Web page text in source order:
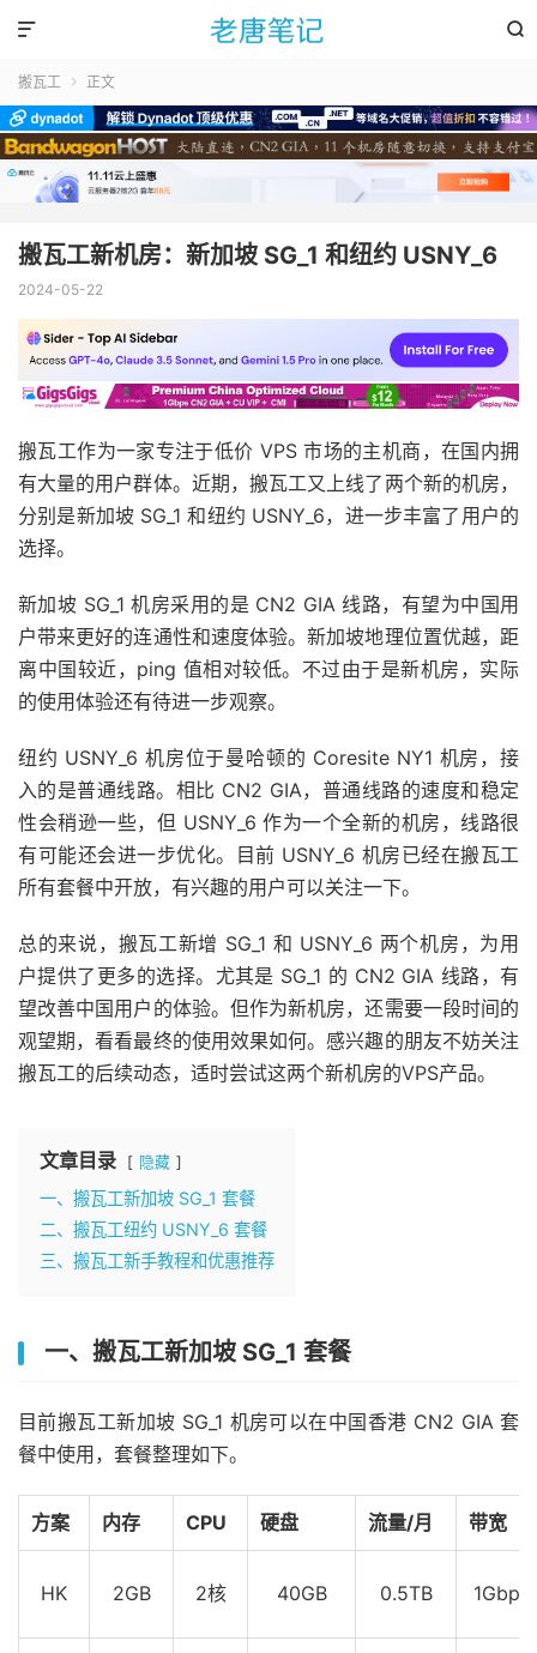


搬瓦工  正文
搬瓦工新机房：新加坡 SG_1 和纽约 USNY_6
2024-05-22
搬瓦工作为一家专注于低价 VPS 市场的主机商，在国内拥
有大量的用户群体。近期，搬瓦工又上线了两个新的机房，
分别是新加坡 SG_1 和纽约 USNY_6，进一步丰富了用户的
选择。
新加坡 SG_1 机房采用的是 CN2 GIA 线路，有望为中国用
户带来更好的连通性和速度体验。新加坡地理位置优越，距
离中国较近，ping 值相对较低。不过由于是新机房，实际
的使用体验还有待进一步观察。
纽约 USNY_6 机房位于曼哈顿的 Coresite NY1 机房，接
入的是普通线路。相比 CN2 GIA，普通线路的速度和稳定
性会稍逊一些，但 USNY_6 作为一个全新的机房，线路很
有可能还会进一步优化。目前 USNY_6 机房已经在搬瓦工
所有套餐中开放，有兴趣的用户可以关注一下。
总的来说，搬瓦工新增 SG_1 和 USNY_6 两个机房，为用
户提供了更多的选择。尤其是 SG_1 的 CN2 GIA 线路，有
望改善中国用户的体验。但作为新机房，还需要一段时间的
观望期，看看最终的使用效果如何。感兴趣的朋友不妨关注
搬瓦工的后续动态，适时尝试这两个新机房的VPS产品。
文章目录 隐藏
一、搬瓦工新加坡 SG_1 套餐
二、搬瓦工纽约 USNY_6 套餐
三、搬瓦工新手教程和优惠推荐
一、搬瓦工新加坡 SG_1 套餐
目前搬瓦工新加坡 SG_1 机房可以在中国香港 CN2 GIA 套
餐中使用，套餐整理如下。
方案 内存 CPU 硬盘 流量/月 带宽
HK 2GB 2核 40GB 0.5TB 1Gbps